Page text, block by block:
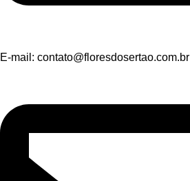
E-mail: contato@floresdosertao.com.br